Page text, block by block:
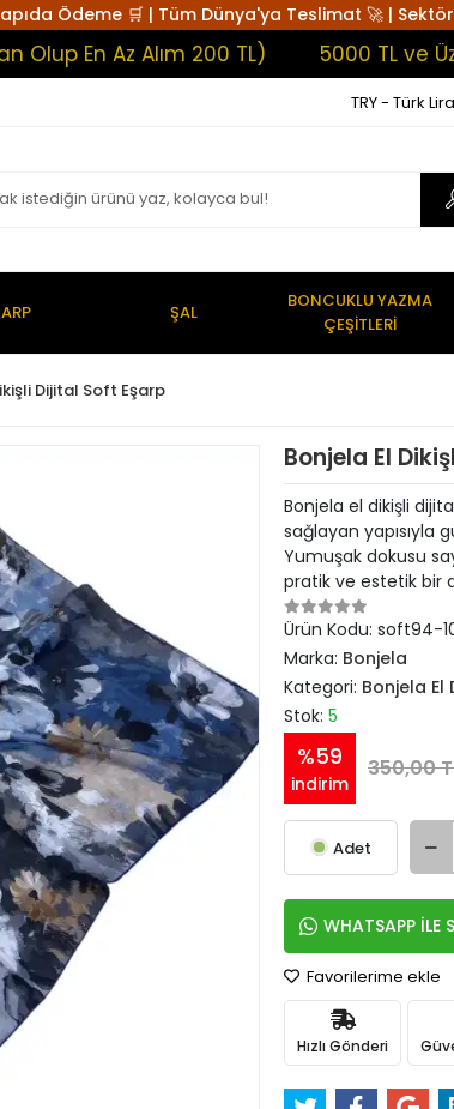
Ödeme 🛒 | Tüm Dünya'ya Teslimat 🚀 |
Az Alım 200 TL) 5000 TL ve Üzeri
TRY - Türk
ŞAL
BONCUKLU YAZMA
ÇEŞİTLERİ
Dijital Soft Eşarp
Bonjela El
Bonjela el dikişli
sağlayan yapısıyla
Yumuşak dokusu
pratik ve estetik bir
Ürün Kodu: soft94-
Marka: Bonjela
Kategori: Bonjela El
Stok: 5
%59
indirim
350,00
Adet
WHATSAPP İLE
Favorilerime ekle
Hızlı Gönderi